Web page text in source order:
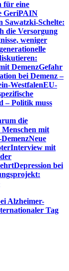
für eine
GeriPAIN
Sawatzki-Schelte:
die Versorgung
weniger
DemenzGefahr
bei Demenz –
WestfalenEU-
– Politik muss
die
mit
Neue
Interview mit
Depression bei
Alzheimer-
Tag